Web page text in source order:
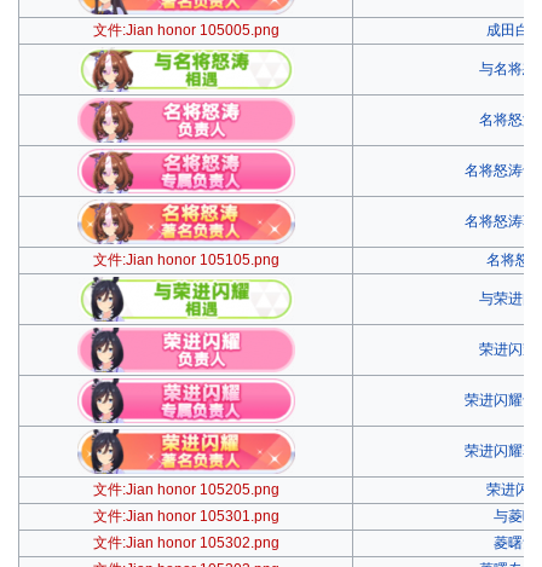
文件:Jian honor 105005.png 成田白
与名将怒
名将怒涛
名将怒涛专
名将怒涛著
文件:Jian honor 105105.png 名将怒
与荣进闪
荣进闪耀
荣进闪耀专
荣进闪耀著
文件:Jian honor 105205.png
荣进闪
文件:Jian honor 105301.png
与菱曙
文件:Jian honor 105302.png
菱曙负